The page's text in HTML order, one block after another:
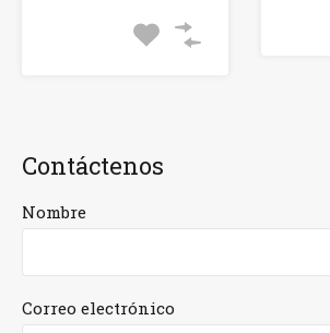
Contáctenos
Nombre
Correo electrónico